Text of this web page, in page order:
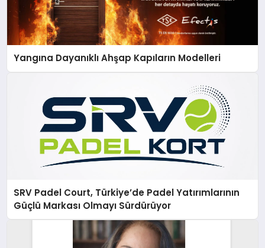
Yangına Dayanıklı Ahşap Kapıların Modelleri
SRV Padel Court, Türkiye’de Padel Yatırımlarının
Güçlü Markası Olmayı Sürdürüyor